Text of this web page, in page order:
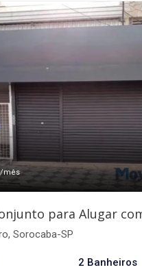
/mês
para Alugar
Sorocaba-SP
2 Banheiros